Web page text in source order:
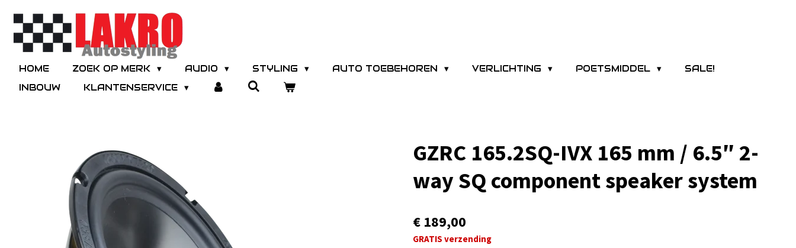
Ga
direct
hoofdinhoud
HOME ZOEK OP MERK AUDIO STYLING AUTO TOEBEHOREN VERLICHTING POETSMIDDEL
SALE!
INBOUW
KLANTENSERVICE
GZRC 165.2SQ-IVX 165 mm / 6.5″ 2-
way SQ component speaker system
€ 189,00
GRATIS verzending